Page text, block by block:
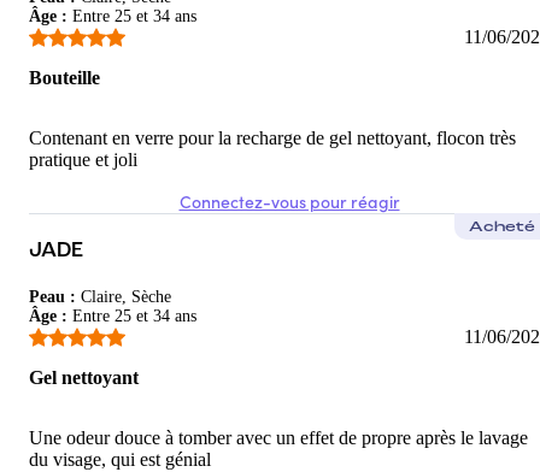
Âge : Entre 25 et 34 ans
11/06/
Bouteille
Contenant en verre pour la recharge de gel nettoyant, flocon très
pratique et joli
Connectez-vous pour réagir
JADE
Peau : Claire, Sèche
Âge : Entre 25 et 34 ans
Acheté
11/06/
Gel nettoyant
Une odeur douce à tomber avec un effet de propre après le lavage
du visage, qui est génial